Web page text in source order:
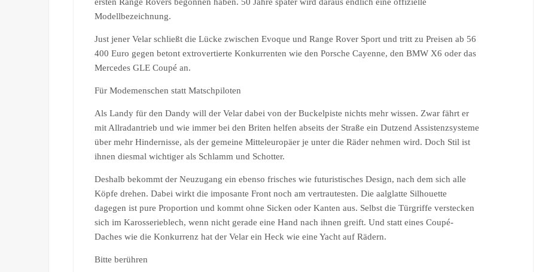
Modellbezeichnung.
Just jener Velar schließt die Lücke zwischen Evoque und Range Rover Sport und tritt zu Preisen ab 56
400 Euro gegen betont extrovertierte Konkurrenten wie den Porsche Cayenne, den BMW X6 oder das
Mercedes GLE Coupé an.
Für Modemenschen statt Matschpiloten
Als Landy für den Dandy will der Velar dabei von der Buckelpiste nichts mehr wissen. Zwar fährt er
mit Allradantrieb und wie immer bei den Briten helfen abseits der Straße ein Dutzend Assistenzsysteme
über mehr Hindernisse, als der gemeine Mitteleuropäer je unter die Räder nehmen wird. Doch Stil ist
ihnen diesmal wichtiger als Schlamm und Schotter.
Deshalb bekommt der Neuzugang ein ebenso frisches wie futuristisches Design, nach dem sich alle
Köpfe drehen. Dabei wirkt die imposante Front noch am vertrautesten. Die aalglatte Silhouette
dagegen ist pure Proportion und kommt ohne Sicken oder Kanten aus. Selbst die Türgriffe verstecken
sich im Karosserieblech, wenn nicht gerade eine Hand nach ihnen greift. Und statt eines Coupé-
Daches wie die Konkurrenz hat der Velar ein Heck wie eine Yacht auf Rädern.
Bitte berühren